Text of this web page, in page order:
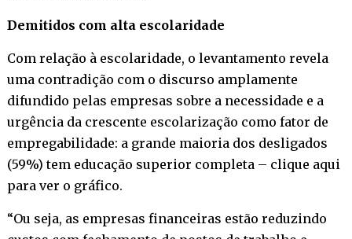
Demitidos com alta escolaridade
Com relação à escolaridade, o levantamento revela
uma contradição com o discurso amplamente
difundido pelas empresas sobre a necessidade e a
urgência da crescente escolarização como fator de
empregabilidade: a grande maioria dos desligados
(59%) tem educação superior completa – clique aqui
para ver o gráfico.
“Ou seja, as empresas financeiras estão reduzindo